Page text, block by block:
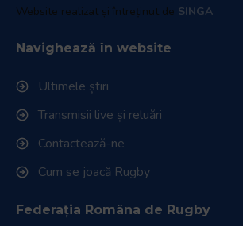
Website realizat și întreținut de SINGA
Navighează în website
Ultimele știri
Transmisii live și reluări
Contactează-ne
Cum se joacă Rugby
Federația Româna de Rugby